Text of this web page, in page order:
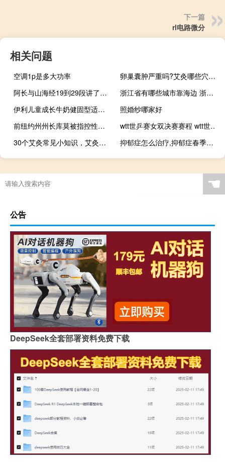
下一篇
rl电路微分
相关问题
空调1p是多大功率
卵巢囊肿严重吗?艾灸哪些穴位效果好?
阿长与山海经19到29段讲了阿长是一个怎样的人 阿长与山海经课堂笔记
浙江省有哪些城市靠海边 浙江海边自驾游
伊利儿童成长牛奶健固型适合几岁宝宝喝 伊利qq星儿童成长牛奶
照婚纱哪家好
前纽约州州长库莫被指控性骚扰员工
wtt世乒赛女双决赛赛程 wtt世界杯总决赛赛程
30个艾灸常见小知识，艾灸的作用
抑郁症怎么治疗,抑郁症春季抑郁症艾灸哪里?
☚
公告
DeepSeek全套部署资料免费下载